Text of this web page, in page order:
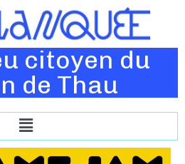
citoyen du
de Thau